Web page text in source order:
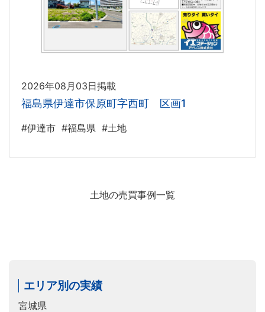
2026年08月03日掲載
福島県伊達市保原町字西町 区画1
#伊達市 #福島県 #土地
土地の売買事例一覧
エリア別の実績
宮城県